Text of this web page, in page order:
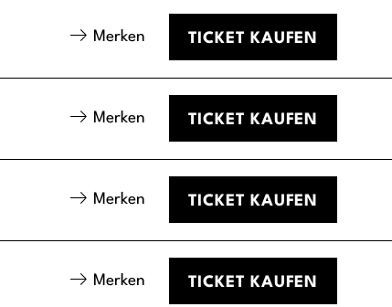
Merken TICKET KAUFEN
Merken TICKET KAUFEN
Merken TICKET KAUFEN
Merken TICKET KAUFEN